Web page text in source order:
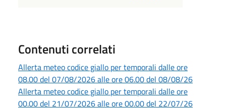
Contenuti correlati
Allerta meteo codice giallo per temporali dalle ore
08.00 del 07/08/2026 alle ore 06.00 del 08/08/26
Allerta meteo codice giallo per temporali dalle ore
00.00 del 21/07/2026 alle ore 00.00 del 22/07/26